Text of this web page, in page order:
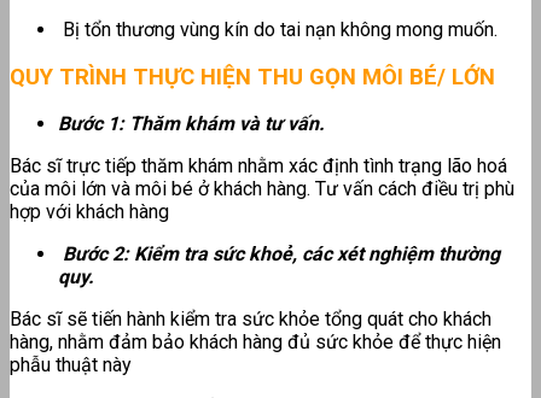
Bị tổn thương vùng kín do tai nạn không mong muốn.
QUY TRÌNH THỰC HIỆN THU GỌN MÔI BÉ/ LỚN
Bước 1: Thăm khám và tư vấn.
Bác sĩ trực tiếp thăm khám nhằm xác định tình trạng lão hoá
của môi lớn và môi bé ở khách hàng. Tư vấn cách điều trị phù
hợp với khách hàng
Bước 2: Kiểm tra sức khoẻ, các xét nghiệm thường
quy.
Bác sĩ sẽ tiến hành kiểm tra sức khỏe tổng quát cho khách
hàng, nhằm đảm bảo khách hàng đủ sức khỏe để thực hiện
phẫu thuật này